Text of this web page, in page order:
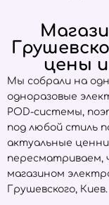
цены
Мы собрали на
одноразовые
POD-системы,
под любой стиль
актуальные
пересматриваем,
магазином
Грушевского, Киев.